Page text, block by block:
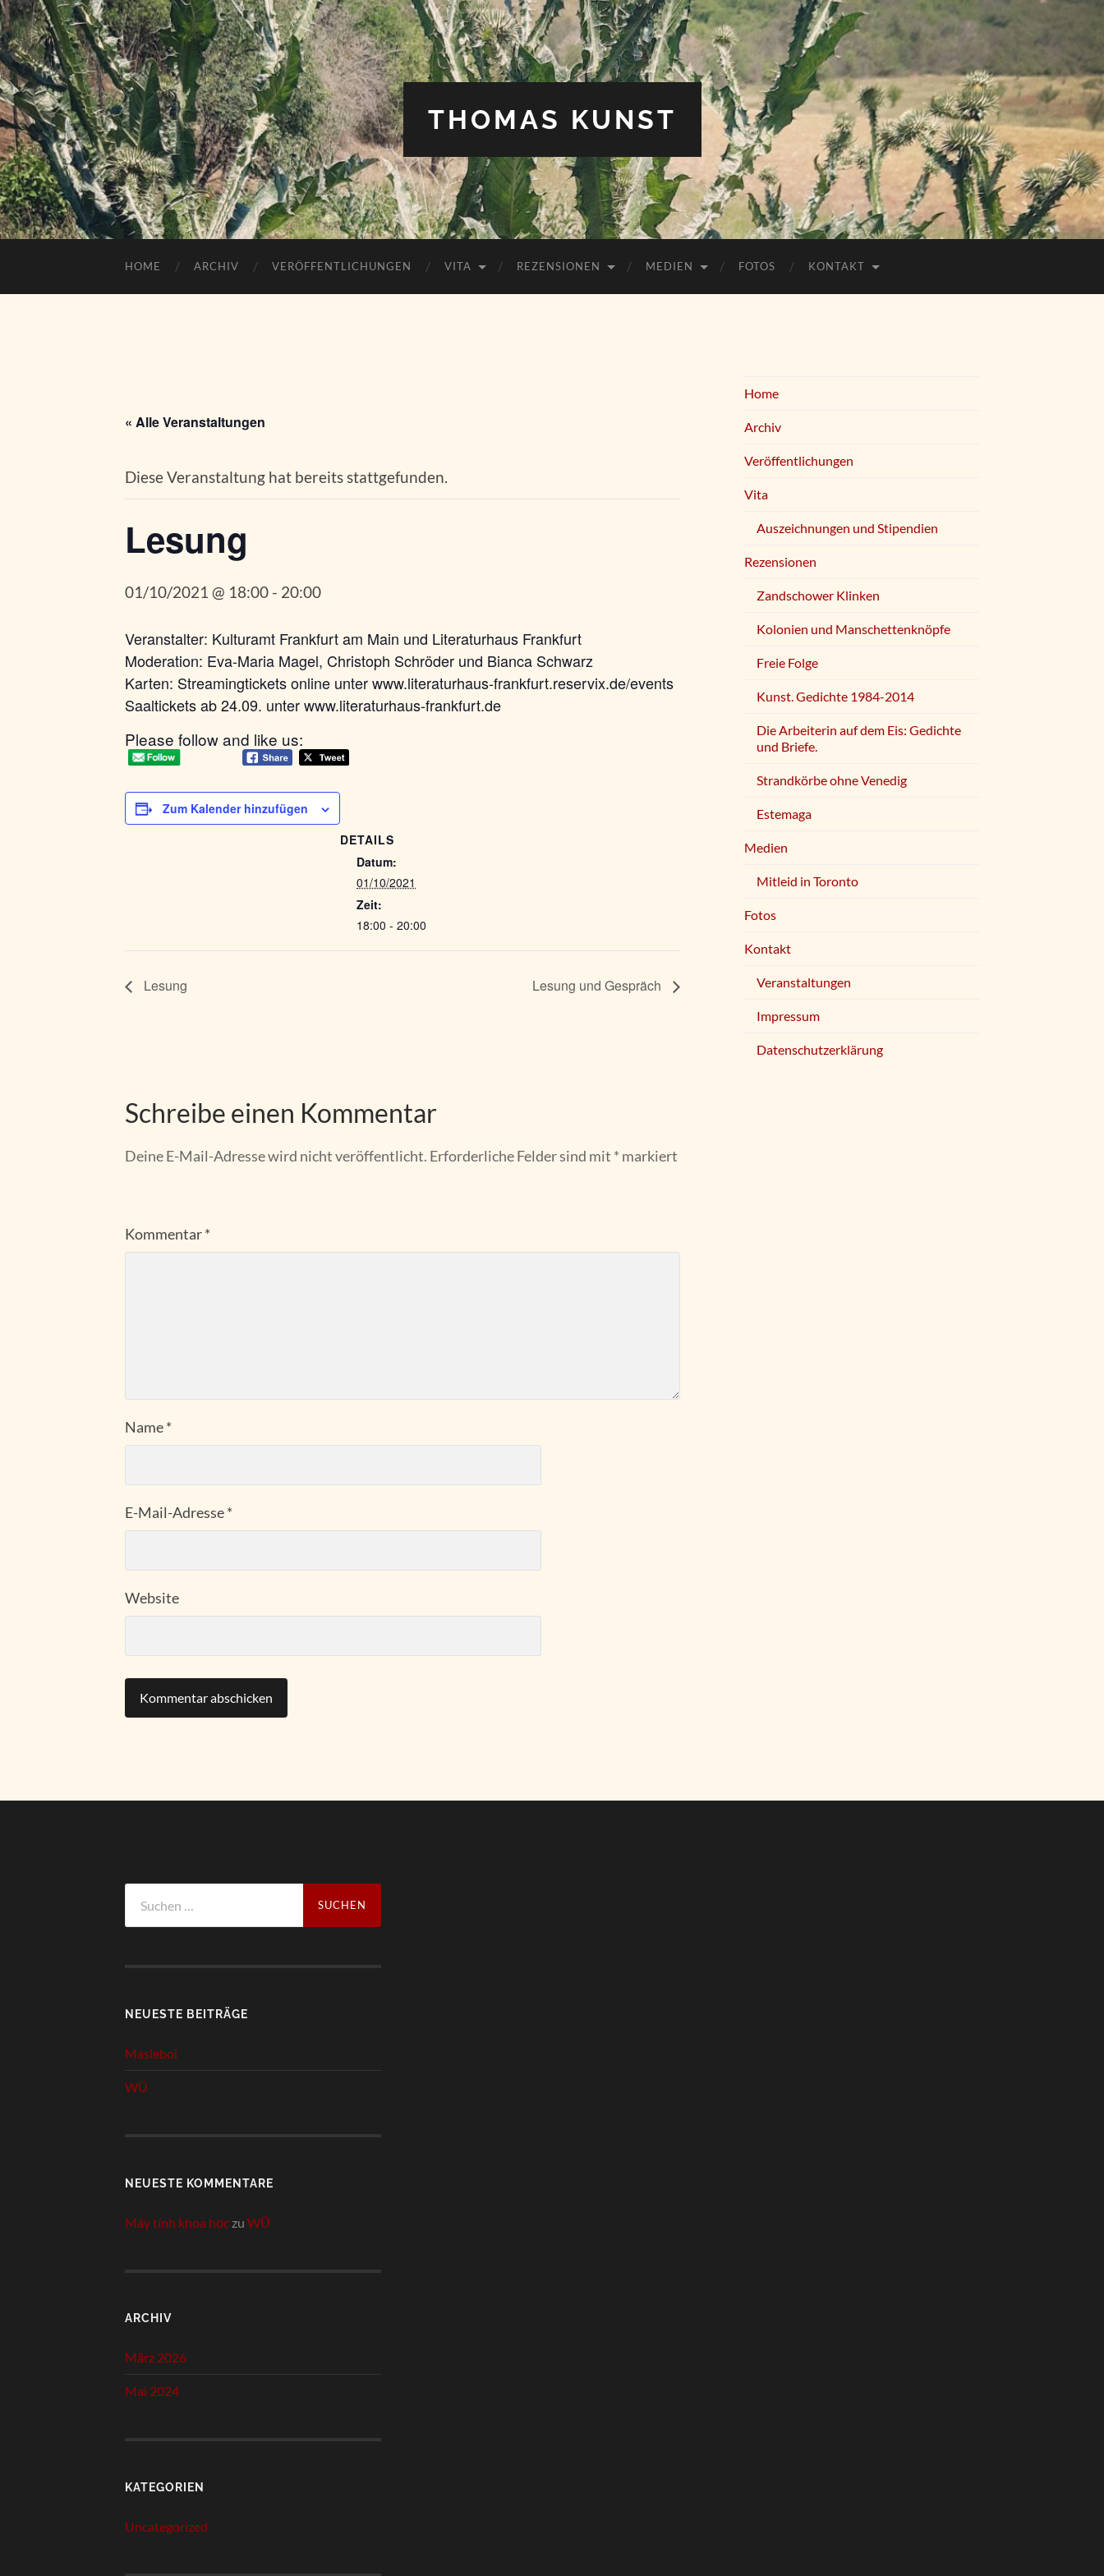
THOMAS KUNST
HOME ARCHIV VERÖFFENTLICHUNGEN VITA REZENSIONEN MEDIEN FOTOS KONTAKT
« Alle Veranstaltungen
Diese Veranstaltung hat bereits stattgefunden.
Lesung
01/10/2021 @ 18:00 - 20:00
Veranstalter: Kulturamt Frankfurt am Main und Literaturhaus Frankfurt
Moderation: Eva-Maria Magel, Christoph Schröder und Bianca Schwarz
Karten: Streamingtickets online unter www.literaturhaus-frankfurt.reservix.de/events
Saaltickets ab 24.09. unter www.literaturhaus-frankfurt.de
Please follow and like us:
Zum Kalender hinzufügen
DETAILS
Datum:
01/10/2021
Zeit:
18:00 - 20:00
Lesung Lesung und Gespräch
Schreibe einen Kommentar
Deine E-Mail-Adresse wird nicht veröffentlicht. Erforderliche Felder sind mit * markiert
Kommentar*
Name*
E-Mail-Adresse*
Website
Home
Archiv
Veröffentlichungen
Vita
Auszeichnungen und Stipendien
Rezensionen
Zandschower Klinken
Kolonien und Manschettenknöpfe
Freie Folge
Kunst. Gedichte 1984-2014
Die Arbeiterin auf dem Eis: Gedichte
und Briefe.
Strandkörbe ohne Venedig
Estemaga
Medien
Mitleid in Toronto
Fotos
Kontakt
Veranstaltungen
Impressum
Datenschutzerklärung
nach:
NEUESTE BEITRÄGE
Masleboi
WÜ
NEUESTE KOMMENTARE
Máy tính khoa học zu WÜ
ARCHIV
März 2026
Mai 2024
KATEGORIEN
Uncategorized